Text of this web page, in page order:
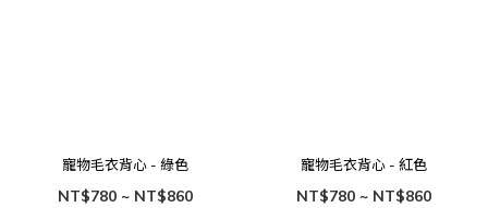
寵物毛衣背心 - 綠色
NT$780 ~ NT$860
寵物毛衣背心 - 紅色
NT$780 ~ NT$860